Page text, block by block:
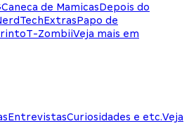
Caneca de MamicasDepois do
ExtrasPapo de
T-ZombiiVeja mais em
EntrevistasCuriosidades e etc.Veja